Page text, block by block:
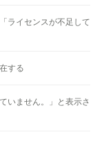
ライセンスが不足して
する
いません。」と表示さ